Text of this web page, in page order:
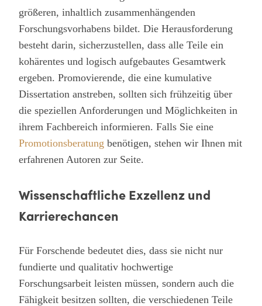
größeren, inhaltlich zusammenhängenden
Forschungsvorhabens bildet. Die Herausforderung
besteht darin, sicherzustellen, dass alle Teile ein
kohärentes und logisch aufgebautes Gesamtwerk
ergeben. Promovierende, die eine kumulative
Dissertation anstreben, sollten sich frühzeitig über
die speziellen Anforderungen und Möglichkeiten in
ihrem Fachbereich informieren. Falls Sie eine
Promotionsberatung benötigen, stehen wir Ihnen mit
erfahrenen Autoren zur Seite.
Wissenschaftliche Exzellenz und
Karrierechancen
Für Forschende bedeutet dies, dass sie nicht nur
fundierte und qualitativ hochwertige
Forschungsarbeit leisten müssen, sondern auch die
Fähigkeit besitzen sollten, die verschiedenen Teile